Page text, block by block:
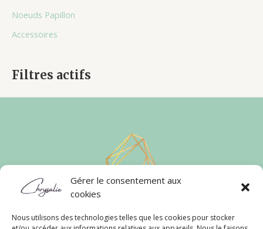
Gérer le consentement aux
cookies
Nous utilisons des technologies telles que les cookies pour stocker
Noeuds Papillon
Accessoires
Filtres actifs